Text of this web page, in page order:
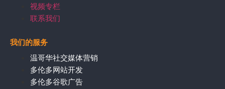
视频专栏
联系我们
我们的服务
温哥华社交媒体营销
多伦多网站开发
多伦多谷歌广告